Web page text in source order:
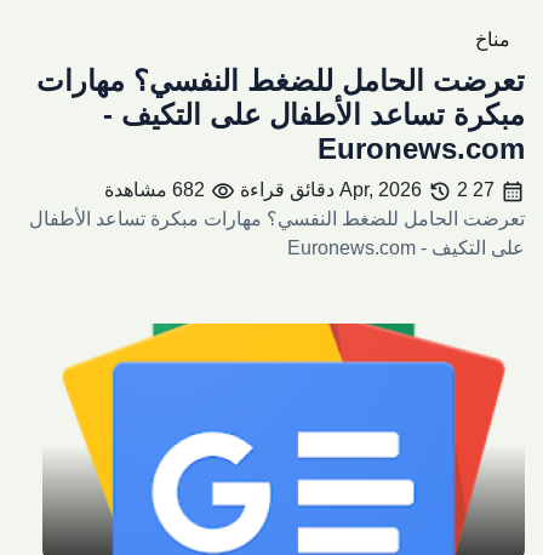
مناخ
تعرضت الحامل للضغط النفسي؟ مهارات
مبكرة تساعد الأطفال على التكيف -
Euronews.com
calendar_month
27 Apr, 2026
history 2 دقائق قراءة visibility 682 مشاهدة
تعرضت الحامل للضغط النفسي؟ مهارات مبكرة تساعد الأطفال
على التكيف - Euronews.com